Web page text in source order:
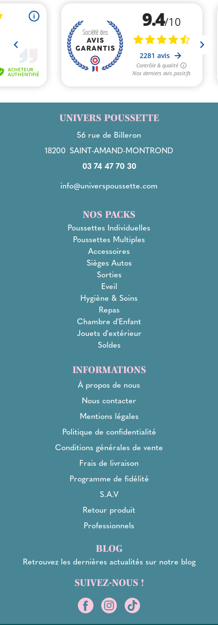
UNIVERS POUSSETTE
56 rue de Billeron
18200 SAINT-AMAND-MONTROND
03 74 47 70 30
info@universpoussette.com
NOS PACKS
Poussettes Individuelles
Poussettes Multiples
Accessoires
Sièges Autos
Sorties
Eveil
Hygiène & Soins
Repas
Chambre d'Enfant
Jouets d'extérieur
Soldes
INFORMATIONS
À propos de nous
Nous contacter
Mentions légales
Politique de confidentialité
Conditions générales de vente
Frais de livraison
Programme de fidélité
S.A.V
Retour produit
Professionnels
BLOG
Retrouvez les dernières actualités sur notre blog
SUIVEZ-NOUS !